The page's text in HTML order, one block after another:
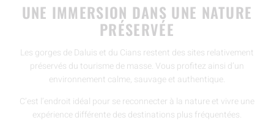
UNE IMMERSION DANS UNE NATURE
PRÉSERVÉE
Les gorges de Daluis et du Cians restent des sites relativement
préservés du tourisme de masse. Vous profitez ainsi d’un
environnement calme, sauvage et authentique.
C’est l’endroit idéal pour se reconnecter à la nature et vivre une
expérience différente des destinations plus fréquentées.